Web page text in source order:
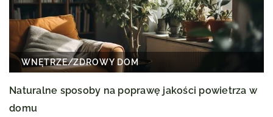
WNĘTRZE/ZDROWY DOM
Naturalne sposoby na poprawę jakości powietrza w
domu